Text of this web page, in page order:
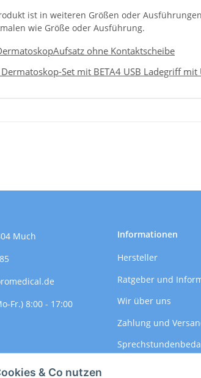
& Co nutzen
ist in weiteren Größen oder
wie Größe oder Ausführung.
ohne Kontaktscheibe
Dermatoskop-Set mit BETA4 USB Ladegriff
Much
Fr.) 8:00 - 17:00
Informationen
Hersteller
Ratgeber und
Wir über uns
Zahlung und